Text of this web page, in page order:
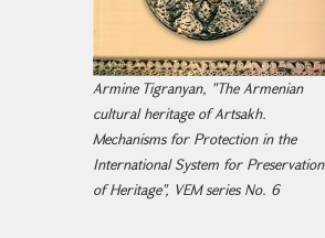
Armine Tigranyan, "The Armenian
cultural heritage of Artsakh.
Mechanisms for Protection in the
International System for Preservation
of Heritage", VEM series No. 6